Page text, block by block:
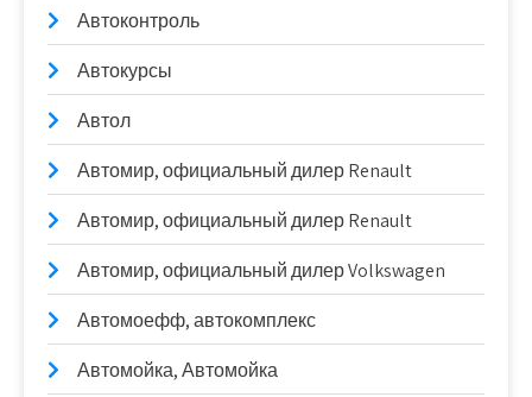
Автоконтроль
Автокурсы
Автол
Автомир, официальный дилер Renault
Автомир, официальный дилер Renault
Автомир, официальный дилер Volkswagen
Автомоефф, автокомплекс
Автомойка, Автомойка